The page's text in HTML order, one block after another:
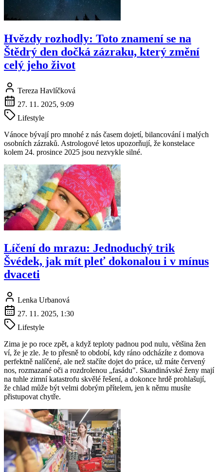
Hvězdy rozhodly: Toto znamení se na
Štědrý den dočká zázraku, který změní
celý jeho život
Tereza Havlíčková
27. 11. 2025, 9:09
Lifestyle
Vánoce bývají pro mnohé z nás časem dojetí, bilancování i malých
osobních zázraků. Astrologové letos upozorňují, že konstelace
kolem 24. prosince 2025 jsou nezvykle silné.
Líčení do mrazu: Jednoduchý trik
Švédek, jak mít pleť dokonalou i v mínus
dvaceti
Lenka Urbanová
27. 11. 2025, 1:30
Lifestyle
Zima je po roce zpět, a když teploty padnou pod nulu, většina žen
ví, že je zle. Je to přesně to období, kdy ráno odcházíte z domova
perfektně nalíčené, ale než stačíte dojet do práce, už máte červený
nos, rozmazané oči a rozdrolenou „fasádu". Skandinávské ženy mají
na tuhle zimní katastrofu skvělé řešení, a dokonce hrdě prohlašují,
že chlad může být velmi dobrým přítelem, jen k němu musíte
přistupovat chytře.